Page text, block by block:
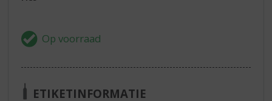
ETIKETINFORMATIE